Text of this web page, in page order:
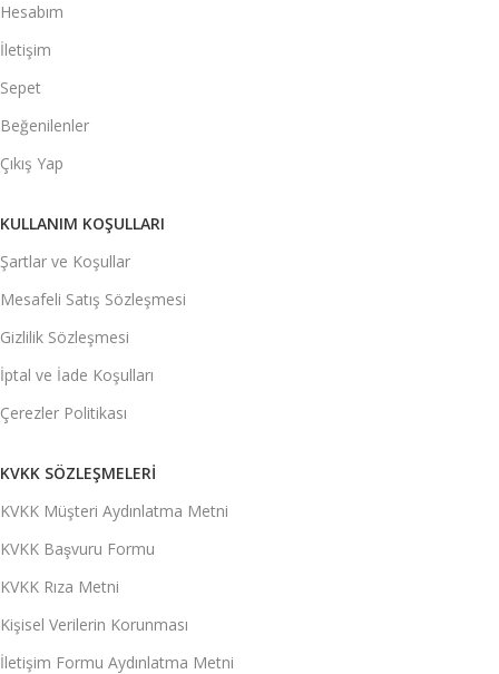
Hesabım
İletişim
Sepet
Beğenilenler
Çıkış Yap
KULLANIM KOŞULLARI
Şartlar ve Koşullar
Mesafeli Satış Sözleşmesi
Gizlilik Sözleşmesi
İptal ve İade Koşulları
Çerezler Politikası
KVKK SÖZLEŞMELERI
KVKK Müşteri Aydınlatma Metni
KVKK Başvuru Formu
KVKK Rıza Metni
Kişisel Verilerin Korunması
İletişim Formu Aydınlatma Metni